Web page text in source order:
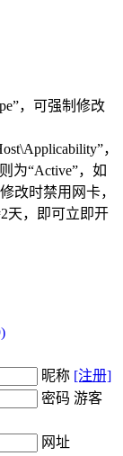
，可强制修改
，
为“Active”，如
改时禁用网卡，
天，即可立即开
昵称 [注册]
密码 游客
网址